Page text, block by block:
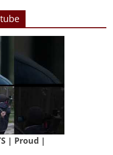
| Proud |